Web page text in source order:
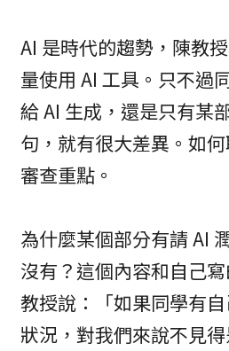
AI 是時代的趨勢，陳教
量使用 AI 工具。只不過
給 AI 生成，還是只有某
句，就有很大差異。如
審查重點。
為什麼某個部分有請 AI
沒有？這個內容和自己
教授說：「如果同學有
狀況，對我們來說不見